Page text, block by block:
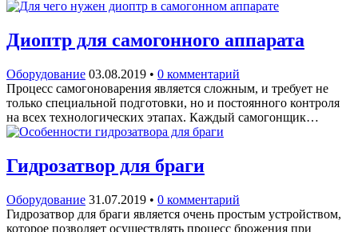
Диоптр для самогонного аппарата
Оборудование 03.08.2019 • 0 комментарий
Процесс самогоноварения является сложным, и требует не
только специальной подготовки, но и постоянного контроля
на всех технологических этапах. Каждый самогонщик…
Гидрозатвор для браги
Оборудование 31.07.2019 • 0 комментарий
Гидрозатвор для браги является очень простым устройством,
которое позволяет осуществлять процесс брожения при